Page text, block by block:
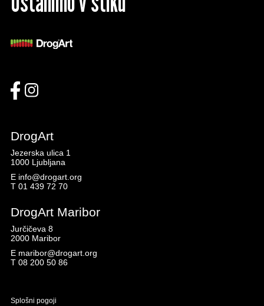
DrogArt
Jezerska ulica 1
1000 Ljubljana
E info@drogart.org
T 01 439 72 70
DrogArt Maribor
Jurčičeva 8
2000 Maribor
E maribor@drogart.org
T 08 200 50 86
Splošni pogoji